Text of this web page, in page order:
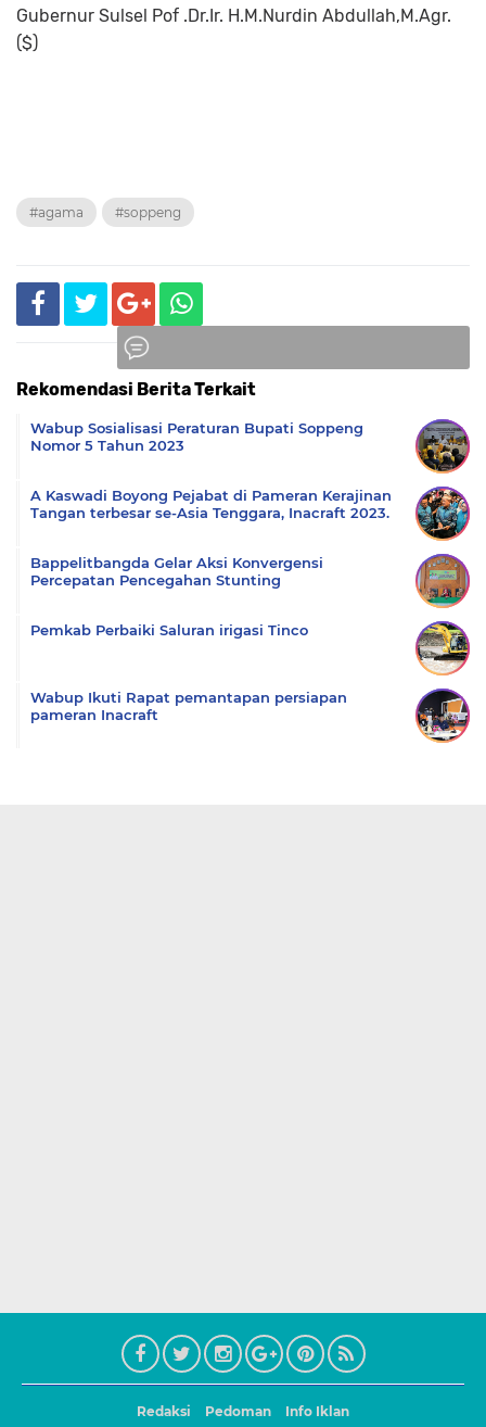
Gubernur Sulsel Pof .Dr.Ir. H.M.Nurdin Abdullah,M.Agr.
($)
#agama #soppeng
Rekomendasi Berita Terkait
Wabup Sosialisasi Peraturan Bupati Soppeng
Nomor 5 Tahun 2023
A Kaswadi Boyong Pejabat di Pameran Kerajinan
Tangan terbesar se-Asia Tenggara, Inacraft 2023.
Bappelitbangda Gelar Aksi Konvergensi
Percepatan Pencegahan Stunting
Pemkab Perbaiki Saluran irigasi Tinco
Wabup Ikuti Rapat pemantapan persiapan
pameran Inacraft
Redaksi Pedoman Info Iklan